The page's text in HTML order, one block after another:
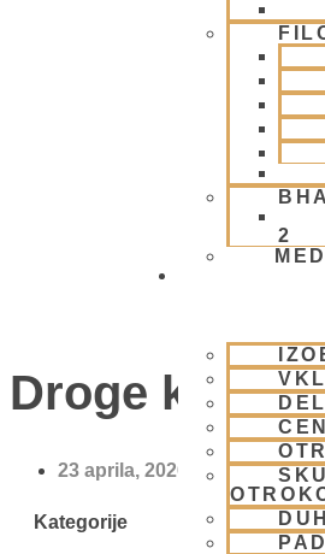
2
Droge kot
23 aprila, 2026
Kategorije